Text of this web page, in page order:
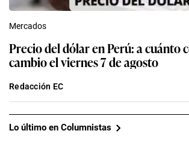
Mercados
Precio del dólar en Perú: a cuánto
cambio el viernes 7 de agosto
Redacción EC
Lo último en Columnistas